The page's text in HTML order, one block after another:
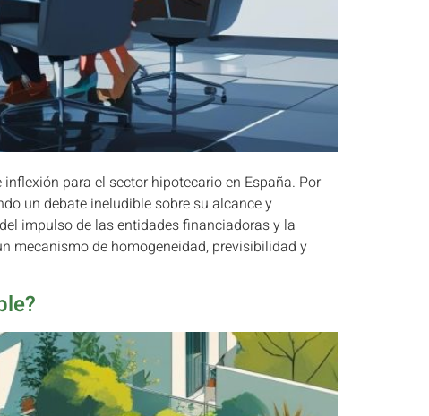
para el sector hipotecario en España. Por
un debate ineludible sobre su alcance y
impulso de las entidades financiadoras y la
mecanismo de homogeneidad, previsibilidad y